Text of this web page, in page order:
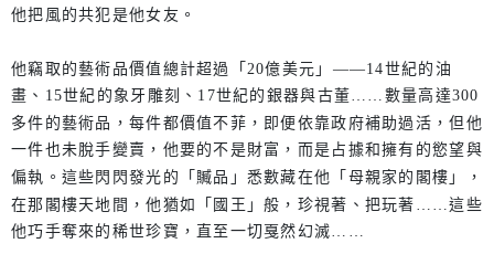
他把風的共犯是他女友。
他竊取的藝術品價值總計超過「20億美元」——14世紀的油
畫、15世紀的象牙雕刻、17世紀的銀器與古董……數量高達300
多件的藝術品，每件都價值不菲，即便依靠政府補助過活，但他
一件也未脫手變賣，他要的不是財富，而是占據和擁有的慾望與
偏執。這些閃閃發光的「贓品」悉數藏在他「母親家的閣樓」，
在那閣樓天地間，他猶如「國王」般，珍視著、把玩著……這些
他巧手奪來的稀世珍寶，直至一切戛然幻滅……